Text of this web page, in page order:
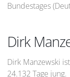
Bundestages
Dirk
Dirk Manzewski
24.132 Tage jung.